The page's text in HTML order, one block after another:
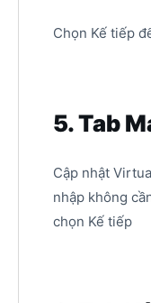
Chọn Kế tiếp
5. Tab
Cập nhật
nhập không
chọn Kế tiếp